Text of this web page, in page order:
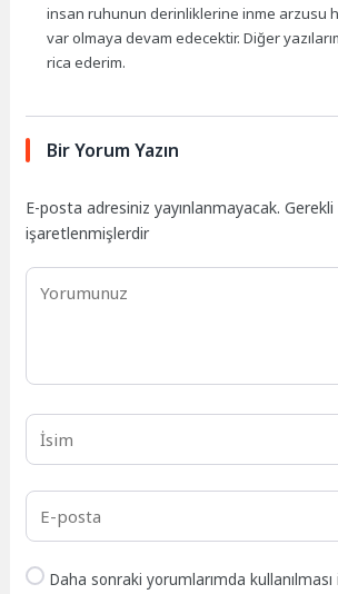
insan ruhunun derinliklerine inme arzusu
var olmaya devam edecektir. Diğer
rica ederim.
Bir Yorum Yazın
E-posta adresiniz yayınlanmayacak.
işaretlenmişlerdir
Daha sonraki yorumlarımda